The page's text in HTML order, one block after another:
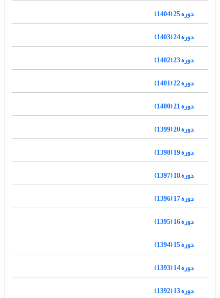
دوره 25 (1404)
دوره 24 (1403)
دوره 23 (1402)
دوره 22 (1401)
دوره 21 (1400)
دوره 20 (1399)
دوره 19 (1398)
دوره 18 (1397)
دوره 17 (1396)
دوره 16 (1395)
دوره 15 (1394)
دوره 14 (1393)
دوره 13 (1392)